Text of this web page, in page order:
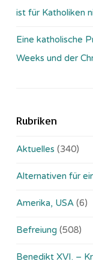
ist für Katholiken
Eine katholische
Weeks und der
Rubriken
Aktuelles (340)
Alternativen für
Amerika, USA (6)
Befreiung (508)
Benedikt XVI. –